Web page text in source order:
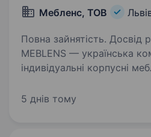
Мебленс, ТОВ
Повна зайнятість. Досвід
MEBLENS — українська
індивідуальні корпусні
у Львові й Івано-
5 днів тому